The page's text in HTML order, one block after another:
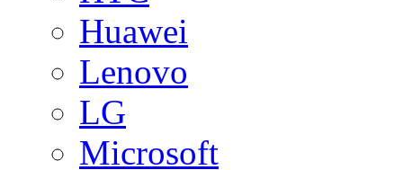
Huawei
Lenovo
LG
Microsoft